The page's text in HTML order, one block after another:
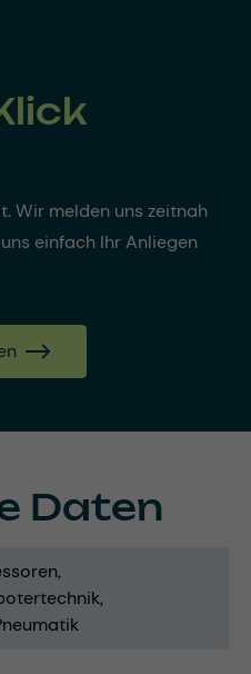
Wir melden uns zeitnah
einfach Ihr Anliegen
Daten